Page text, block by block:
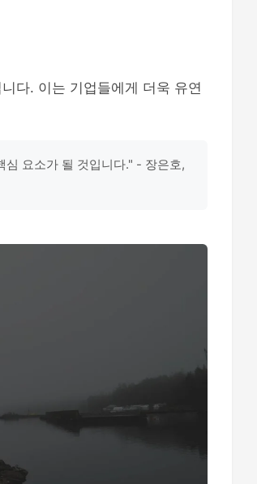
다. 이는 기업들에게 더욱 유연
요소가 될 것입니다." - 장은호,